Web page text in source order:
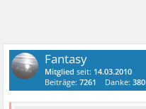
Fantasy
Mitglied seit: 14.03.2010
Beiträge:7261 Danke:380